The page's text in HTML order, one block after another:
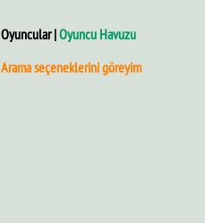
Oyuncular |Oyuncu Havuzu
Arama seçeneklerini göreyim